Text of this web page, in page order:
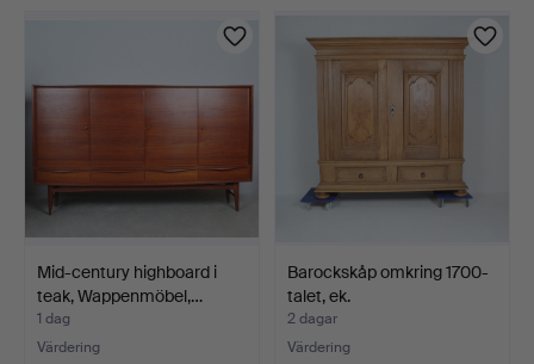
Düsseldorf/Neuss
Mid-century highboard i
teak, Wappenmöbel,…
1 dag
Värdering
Barockskåp omkring 1700-
talet, ek.
2 dagar
Värdering